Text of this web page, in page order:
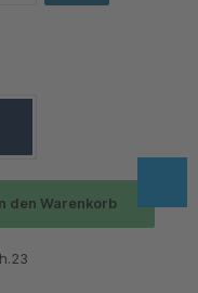
den Warenkorb